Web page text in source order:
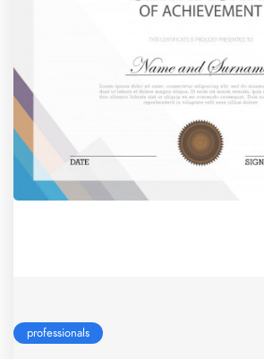
professionals